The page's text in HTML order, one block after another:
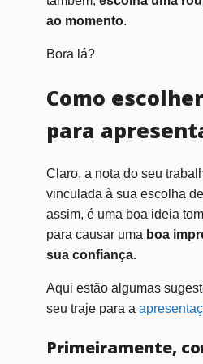
ao momento.
Bora lá?
Como
para
Claro, a nota do seu
vinculada à sua escolha
assim, é uma boa ideia
para causar uma boa
sua confiança.
Aqui estão algumas
seu traje para a
Primeiramente,